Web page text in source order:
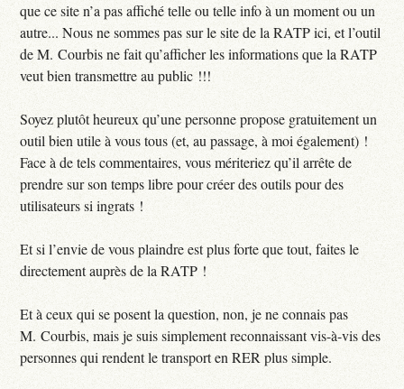
que ce site n’a pas affiché telle ou telle info à un moment ou un
autre... Nous ne sommes pas sur le site de la RATP ici, et l’outil
de M. Courbis ne fait qu’afficher les informations que la RATP
veut bien transmettre au public !!!
Soyez plutôt heureux qu’une personne propose gratuitement un
outil bien utile à vous tous (et, au passage, à moi également) !
Face à de tels commentaires, vous mériteriez qu’il arrête de
prendre sur son temps libre pour créer des outils pour des
utilisateurs si ingrats !
Et si l’envie de vous plaindre est plus forte que tout, faites le
directement auprès de la RATP !
Et à ceux qui se posent la question, non, je ne connais pas
M. Courbis, mais je suis simplement reconnaissant vis-à-vis des
personnes qui rendent le transport en RER plus simple.